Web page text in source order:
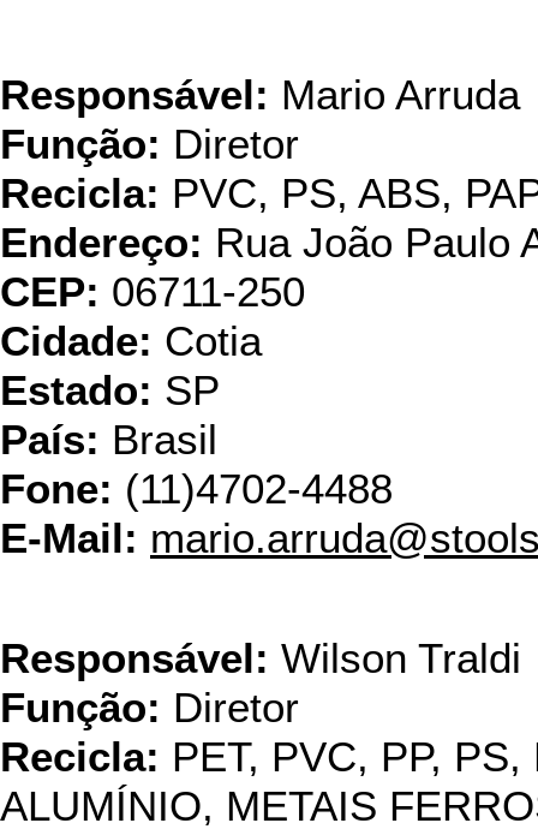
Responsável: Mario Arruda
Função: Diretor
Recicla: PVC, PS, ABS,
Endereço: Rua João Paulo
CEP: 06711-250
Cidade: Cotia
Estado: SP
País: Brasil
Fone: (11)4702-4488
E-Mail:
Responsável: Wilson Traldi
Função: Diretor
Recicla: PET, PVC, PP,
ALUMÍNIO, METAIS